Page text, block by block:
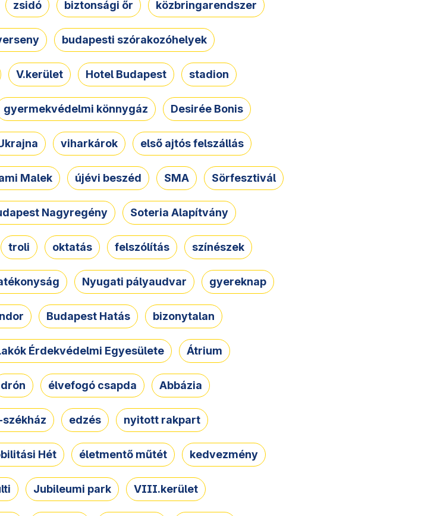
zsidó biztonsági őr közbringarendszer
budapesti szórakozóhelyek
V.kerület Hotel Budapest stadion
gyermekvédelmi könnygáz Desirée Bonis
viharkárok első ajtós felszállás
Malek újévi beszéd SMA Sörfesztivál
Nagyregény Soteria Alapítvány
troli oktatás felszólítás színészek
Nyugati pályaudvar gyereknap
Budapest Hatás bizonytalan
Érdekvédelmi Egyesülete Átrium
drón élvefogó csapda Abbázia
edzés nyitott rakpart
Hét életmentő műtét kedvezmény
Jubileumi park VIII.kerület